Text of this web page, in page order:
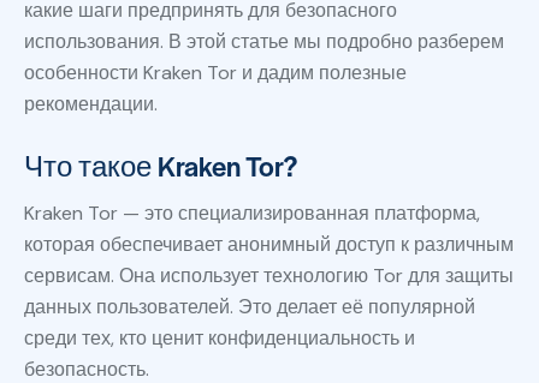
какие шаги предпринять для безопасного
использования. В этой статье мы подробно разберем
особенности Kraken Tor и дадим полезные
рекомендации.
Что такое Kraken Tor?
Kraken Tor — это специализированная платформа,
которая обеспечивает анонимный доступ к различным
сервисам. Она использует технологию Tor для защиты
данных пользователей. Это делает её популярной
среди тех, кто ценит конфиденциальность и
безопасность.